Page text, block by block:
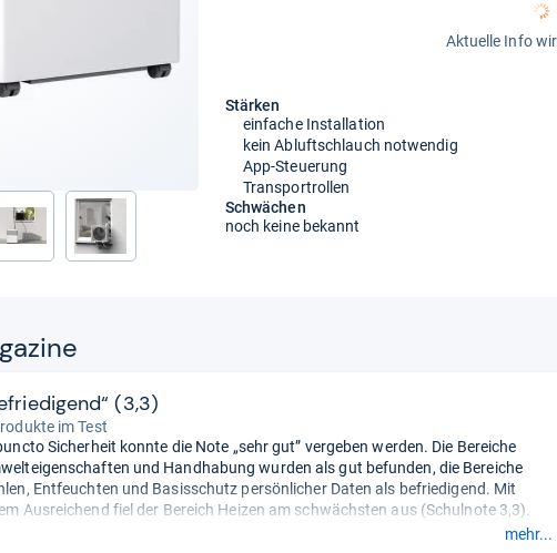
Aktuelle Info
Stärken
einfache Installation
kein Abluftschlauch notwendig
App-Steuerung
Transportrollen
Schwächen
noch keine bekannt
(3,3)
im Test
Sicherheit konnte die Note „sehr gut” vergeben werden. Die Bereiche
und Handhabung wurden als gut befunden, die Bereiche
Entfeuchten und Basisschutz persönlicher Daten als befriedigend. Mit
Ausreichend fiel der Bereich Heizen am schwächsten aus (Schulnote 3,3).
mehr...